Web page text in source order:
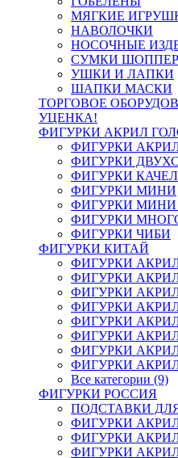
МЯГКИЕ
НАВОЛОЧКИ
НОСОЧНЫЕ
СУМКИ
УШКИ И ЛАПКИ
ШАПКИ МАСКИ
ТОРГОВОЕ
УЦЕНКА!
ФИГУРКИ АКРИЛ
ФИГУРКИ
ФИГУРКИ
ФИГУРКИ
ФИГУРКИ МИНИ
ФИГУРКИ
ФИГУРКИ
ФИГУРКИ ЧИБИ
ФИГУРКИ КИТАЙ
ФИГУРКИ
ФИГУРКИ
ФИГУРКИ
ФИГУРКИ
ФИГУРКИ
ФИГУРКИ
ФИГУРКИ
ФИГУРКИ
Все категории (9)
ФИГУРКИ РОССИЯ
ПОДСТАВКИ
ФИГУРКИ
ФИГУРКИ
ФИГУРКИ